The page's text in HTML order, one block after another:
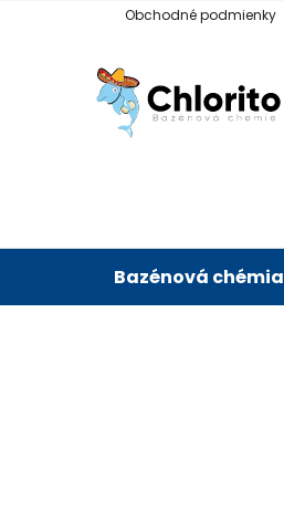
Obchodné podmienky
Bazénová chémia